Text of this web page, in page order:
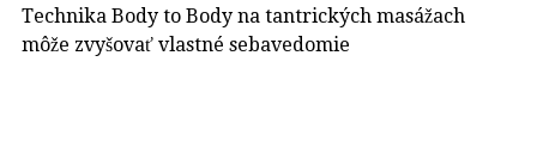
Technika Body to Body na tantrických masážach
môže zvyšovať vlastné sebavedomie